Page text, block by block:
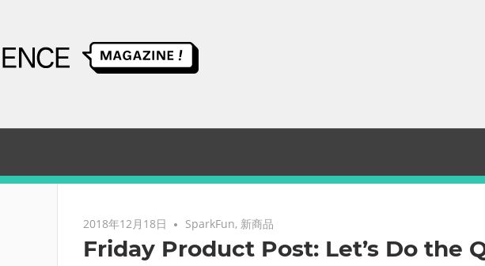
ッ
チ
サ
2018年12月18日 SparkFun, 新商品
Friday Product Post: Let’s Do the